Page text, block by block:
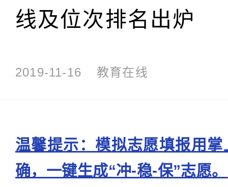
线及位次排名出炉
2019-11-16 教育在线
温馨提示：模拟志愿填报用
确，一键生成“冲-稳-保”志愿。